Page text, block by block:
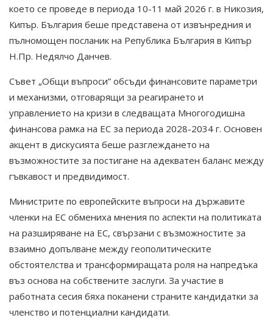
което се проведе в периода 10-11 май 2026 г. в Никозия,
Кипър. България беше представена от извънредния и
пълномощен посланик на Република България в Кипър
Н.Пр. Недялчо Данчев.
Съвет „Общи въпроси” обсъди финансовите параметри
и механизми, отговарящи за реагирането и
управлението на кризи в следващата Многогодишна
финансова рамка на ЕС за периода 2028-2034 г. Основен
акцент в дискусията беше разглеждането на
възможностите за постигане на адекватен баланс между
гъвкавост и предвидимост.
Министрите по европейските въпроси на държавите
членки на ЕС обмениха мнения по аспекти на политиката
на разширяване на ЕС, свързани с възможностите за
взаимно допълване между геополитическите
обстоятелства и трансформиращата роля на напредъка
въз основа на собствените заслуги. За участие в
работната сесия бяха поканени страните кандидатки за
членство и потенциални кандидати.